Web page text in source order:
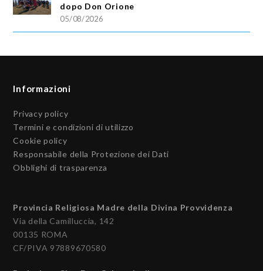
dopo Don Orione
05/08/2026
Informazioni
Privacy policy
Termini e condizioni di utilizzo
Cookie policy
Responsabile della Protezione dei Dati
Obblighi di trasparenza
Provincia Religiosa Madre della Divina Provvidenza
Via della Camilluccia, 142
00135 ROMA
CF/PIVA 97889670580